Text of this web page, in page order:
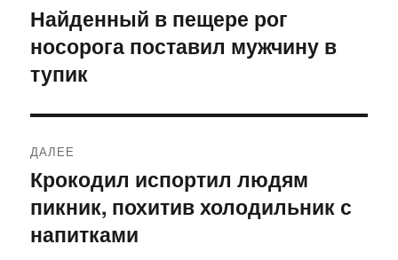
по
записям
Предыдущая
запись:
Найденный в пещере рог
носорога поставил мужчину в
тупик
ДАЛЕЕ
Следующая
запись:
Крокодил испортил людям
пикник, похитив холодильник с
напитками